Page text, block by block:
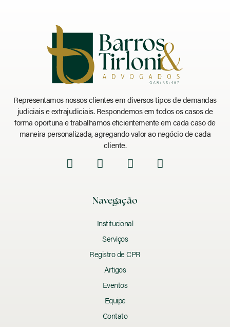
Representamos nossos clientes em diversos tipos de demandas
judiciais e extrajudiciais. Respondemos em todos os casos de
forma oportuna e trabalhamos eficientemente em cada caso de
maneira personalizada, agregando valor ao negócio de cada
cliente.
Navegação
Institucional
Serviços
Registro de CPR
Artigos
Eventos
Equipe
Contato